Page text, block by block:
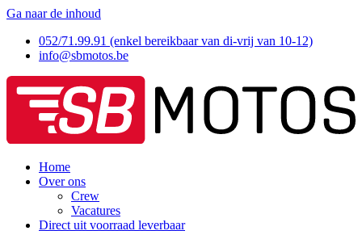
Ga naar de inhoud
052/71.99.91 (enkel bereikbaar van di-vrij van 10-12)
info@sbmotos.be
Home
Over ons
Crew
Vacatures
Direct uit voorraad leverbaar